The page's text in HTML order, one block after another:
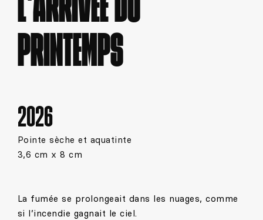
L'ARRIVÉE DU
PRINTEMPS
2026
Pointe sèche et aquatinte
3,6 cm x 8 cm
La fumée se prolongeait dans les nuages, comme
si l’incendie gagnait le ciel.